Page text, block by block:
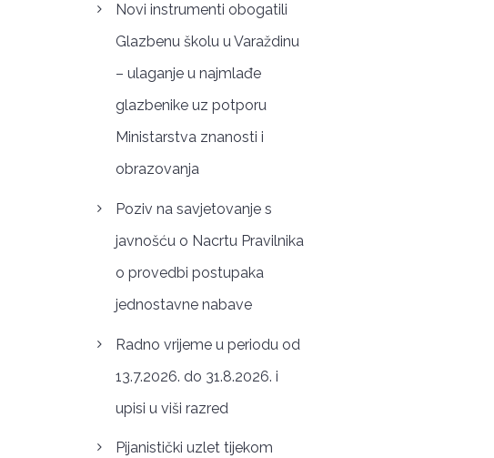
Novi instrumenti obogatili
Glazbenu školu u Varaždinu
– ulaganje u najmlađe
glazbenike uz potporu
Ministarstva znanosti i
obrazovanja
Poziv na savjetovanje s
javnošću o Nacrtu Pravilnika
o provedbi postupaka
jednostavne nabave
Radno vrijeme u periodu od
13.7.2026. do 31.8.2026. i
upisi u viši razred
Pijanistički uzlet tijekom